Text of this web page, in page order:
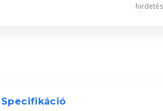
hirdetés
Specifikáció